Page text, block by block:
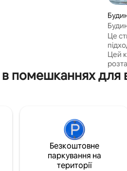
erg
Це
Цей
в помешканнях для
Безкоштовне
паркування на
території